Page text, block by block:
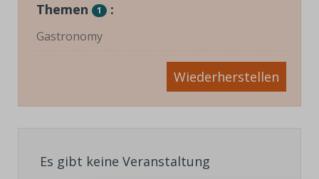
Themen 1 :
Gastronomy
Wiederherstellen
Es gibt keine Veranstaltung